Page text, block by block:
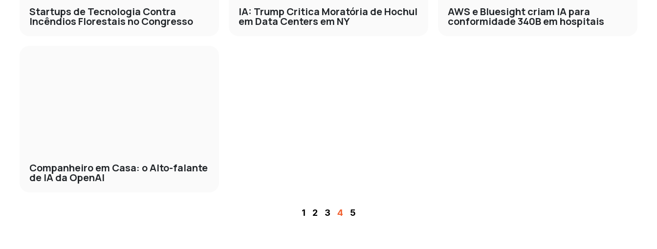
Startups de Tecnologia Contra
Incêndios Florestais no Congresso
IA: Trump Critica Moratória de Hochul
em Data Centers em NY
AWS e Bluesight criam IA para
conformidade 340B em hospitais
Companheiro em Casa: o Alto-falante
de IA da OpenAI
1 2 3 4 5